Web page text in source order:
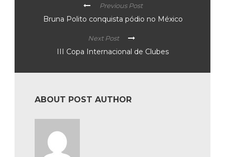
Previous Post
Bruna Polito conquista pódio no México
Next Post
III Copa Internacional de Clubes
ABOUT POST AUTHOR